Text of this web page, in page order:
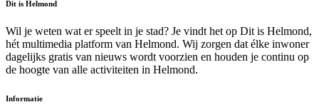
Dit is Helmond
Wil je weten wat er speelt in je stad? Je vindt het op Dit is Helmond,
hét multimedia platform van Helmond. Wij zorgen dat élke inwoner
dagelijks gratis van nieuws wordt voorzien en houden je continu op
de hoogte van alle activiteiten in Helmond.
Informatie